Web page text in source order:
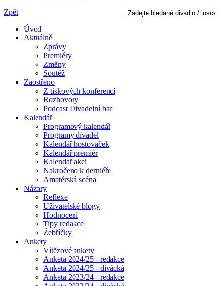
Zpět
Úvod
Aktuálně
Zprávy
Premiéry
Změny
Soutěž
Zaostřeno
Z tiskových konferencí
Rozhovory
Podcast Divadelní bar
Kalendář
Programový kalendář
Programy divadel
Kalendář hostovaček
Kalendář premiér
Kalendář akcí
Nakročeno k derniéře
Amatérská scéna
Názory
Reflexe
Uživatelské blogy
Hodnocení
Tipy redakce
Žebříčky
Ankety
Vítězové ankety
Anketa 2024/25 - redakce
Anketa 2024/25 - divácká
Anketa 2023/24 - redakce